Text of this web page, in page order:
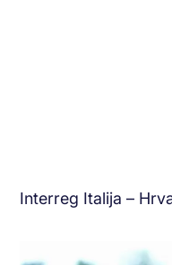
Interreg Italija –